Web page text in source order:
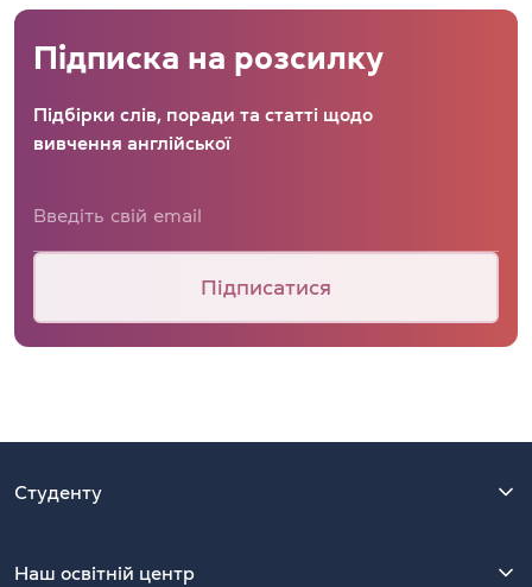
Підписка на розсилку
Підбірки слів, поради та статті щодо
вивчення англійської
Підписатися
Студенту
Наш освітній центр